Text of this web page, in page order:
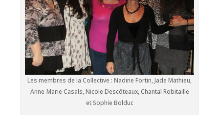
Les membres de la Collective : Nadine Fortin, Jade Mathieu,
Anne-Marie Casals, Nicole Descôteaux, Chantal Robitaille
et Sophie Bolduc